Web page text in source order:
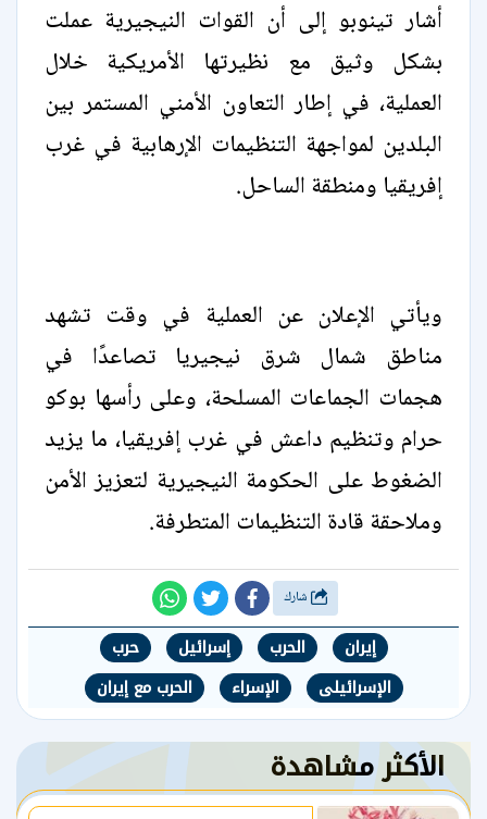
أشار تينوبو إلى أن القوات النيجيرية عملت
بشكل وثيق مع نظيرتها الأمريكية خلال
العملية، في إطار التعاون الأمني المستمر بين
البلدين لمواجهة التنظيمات الإرهابية في غرب
إفريقيا ومنطقة الساحل.
ويأتي الإعلان عن العملية في وقت تشهد
مناطق شمال شرق نيجيريا تصاعدًا في
هجمات الجماعات المسلحة، وعلى رأسها بوكو
حرام وتنظيم داعش في غرب إفريقيا، ما يزيد
الضغوط على الحكومة النيجيرية لتعزيز الأمن
وملاحقة قادة التنظيمات المتطرفة.
إيران الحرب إسرائيل
حرب
الإسرائيلى
الإسراء الحرب مع إيران
الأكثر مشاهدة